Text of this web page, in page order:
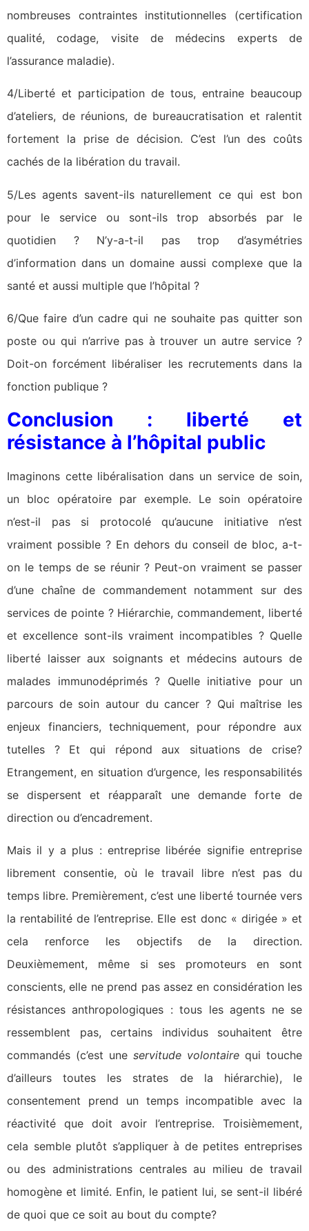
nombreuses contraintes institutionnelles (certification
qualité, codage, visite de médecins experts de
l’assurance maladie).
4/Liberté et participation de tous, entraine beaucoup
d’ateliers, de réunions, de bureaucratisation et ralentit
fortement la prise de décision. C’est l’un des coûts
cachés de la libération du travail.
5/Les agents savent-ils naturellement ce qui est bon
pour le service ou sont-ils trop absorbés par le
quotidien ? N’y-a-t-il pas trop d’asymétries
d’information dans un domaine aussi complexe que la
santé et aussi multiple que l’hôpital ?
6/Que faire d’un cadre qui ne souhaite pas quitter son
poste ou qui n’arrive pas à trouver un autre service ?
Doit-on forcément libéraliser les recrutements dans la
fonction publique ?
Conclusion : liberté et
résistance à l’hôpital public
Imaginons cette libéralisation dans un service de soin,
un bloc opératoire par exemple. Le soin opératoire
n’est-il pas si protocolé qu’aucune initiative n’est
vraiment possible ? En dehors du conseil de bloc, a-t-
on le temps de se réunir ? Peut-on vraiment se passer
d’une chaîne de commandement notamment sur des
services de pointe ? Hiérarchie, commandement, liberté
et excellence sont-ils vraiment incompatibles ? Quelle
liberté laisser aux soignants et médecins autours de
malades immunodéprimés ? Quelle initiative pour un
parcours de soin autour du cancer ? Qui maîtrise les
enjeux financiers, techniquement, pour répondre aux
tutelles ? Et qui répond aux situations de crise?
Etrangement, en situation d’urgence, les responsabilités
se dispersent et réapparaît une demande forte de
direction ou d’encadrement.
Mais il y a plus : entreprise libérée signifie entreprise
librement consentie, où le travail libre n’est pas du
temps libre. Premièrement, c’est une liberté tournée vers
la rentabilité de l’entreprise. Elle est donc « dirigée » et
cela renforce les objectifs de la direction.
Deuxièmement, même si ses promoteurs en sont
conscients, elle ne prend pas assez en considération les
résistances anthropologiques : tous les agents ne se
ressemblent pas, certains individus souhaitent être
commandés (c’est une servitude volontaire qui touche
d’ailleurs toutes les strates de la hiérarchie), le
consentement prend un temps incompatible avec la
réactivité que doit avoir l’entreprise. Troisièmement,
cela semble plutôt s’appliquer à de petites entreprises
ou des administrations centrales au milieu de travail
homogène et limité. Enfin, le patient lui, se sent-il libéré
de quoi que ce soit au bout du compte?